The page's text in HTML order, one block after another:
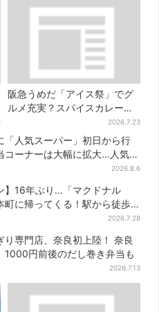
阪急うめだ「アイス祭」でグ
ルメ充実？スパイスカレー・
ピザ・ポテト…“しょっぱいも
の食べたい”が叶う
2026.7.23
「人気スーパー」初日から行
コーナーは大幅に拡大…人気商
2026.8.6
】16年ぶり…「マクドナル
町に帰ってくる！駅から徒歩1
2026.7.28
り専門店、奈良初上陸！ 奈良
1000円前後のだし巻き弁当も
2026.7.13